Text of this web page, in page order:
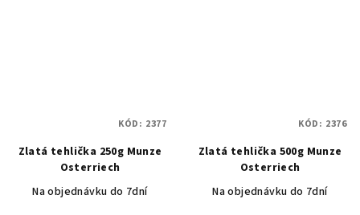
Zlatá tehlička 250g Munze
Osterriech
Na objednávku do 7dní
KÓD: 2377
Zlatá tehlička 500g Munze
Osterriech
Na objednávku do 7dní
KÓD: 2376